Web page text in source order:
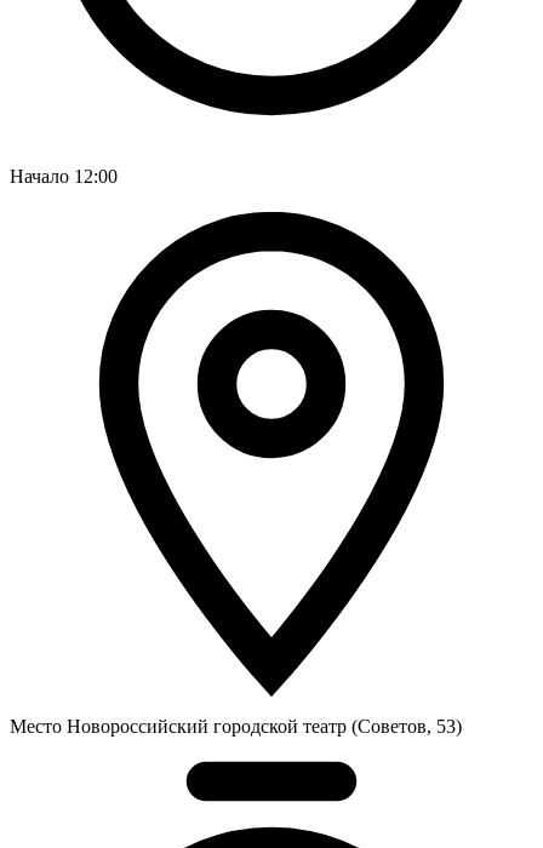
Начало 12:00
Место Новороссийский городской театр (Советов, 53)